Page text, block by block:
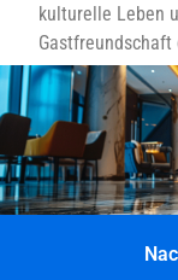
kulturelle Leben